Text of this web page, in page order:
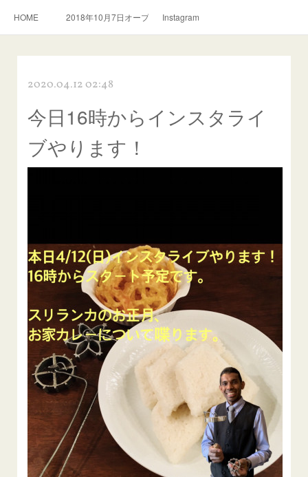
HOME 2018年10月7日オープン。スリランカ料理とおいしい紅茶のお
Instagram
2020.04.12 02:48
今日16時からインスタライ
ブやります！